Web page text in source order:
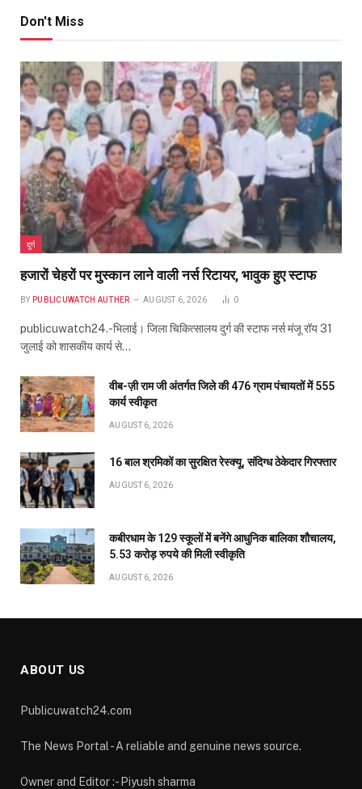
Don't Miss
दुर्ग
हजारों चेहरों पर मुस्कान लाने वाली नर्स रिटायर, भावुक हुए स्टाफ
BY PUBLICUWATCH AUTHER AUGUST 6, 2026 0
publicuwatch24.-भिलाई। जिला चिकित्सालय दुर्ग की स्टाफ नर्स मंजू रॉय 31
जुलाई को शासकीय कार्य से…
वीब-ज़ी राम जी अंतर्गत जिले की 476 ग्राम पंचायतों में 555
कार्य स्वीकृत
AUGUST 6, 2026
16 बाल श्रमिकों का सुरक्षित रेस्क्यू, संदिग्ध ठेकेदार गिरफ्तार
AUGUST 6, 2026
कबीरधाम के 129 स्कूलों में बनेंगे आधुनिक बालिका शौचालय,
5.53 करोड़ रुपये की मिली स्वीकृति
AUGUST 6, 2026
ABOUT US
Publicuwatch24.com
The News Portal - A reliable and genuine news source.
Owner and Editor :- Piyush sharma